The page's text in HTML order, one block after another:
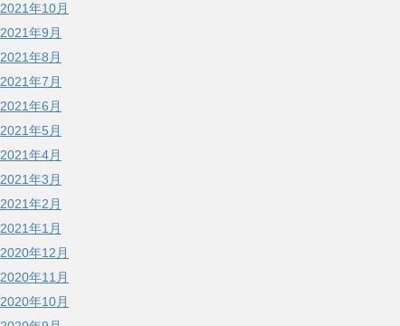
2021年10月
2021年9月
2021年8月
2021年7月
2021年6月
2021年5月
2021年4月
2021年3月
2021年2月
2021年1月
2020年12月
2020年11月
2020年10月